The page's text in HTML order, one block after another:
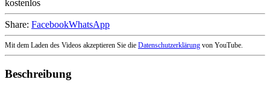
kostenlos
Share: FacebookWhatsApp
Mit dem Laden des Videos akzeptieren Sie die Datenschutzerklärung von YouTube.
Beschreibung